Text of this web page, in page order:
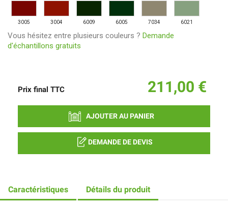
3005 3004 6009 6005 7034 6021
Vous hésitez entre plusieurs couleurs ? Demande
d'échantillons gratuits
Prix final TTC 211,00 €
AJOUTER AU PANIER
DEMANDE DE DEVIS
Caractéristiques Détails du produit